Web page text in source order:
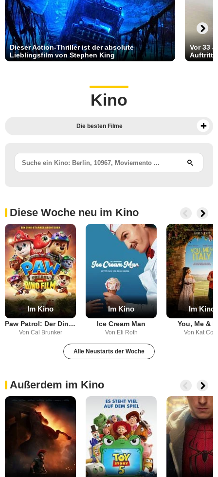
Dieser Action-Thriller ist der absolute
Lieblingsfilm von Stephen King
Vor 33
Auftritt
Kino
Die besten Filme
Vorpremiere im Kino
Empfohlene Komödie Filme
Empfohlene Action Filme
Diese Woche neu im Kino
Im Kino
Paw Patrol: Der Dino Film
Von Cal Brunker
Im Kino
Ice Cream Man
Von Eli Roth
Im Kino
You, Me &
Von Kat
Alle Neustarts der Woche
Außerdem im Kino